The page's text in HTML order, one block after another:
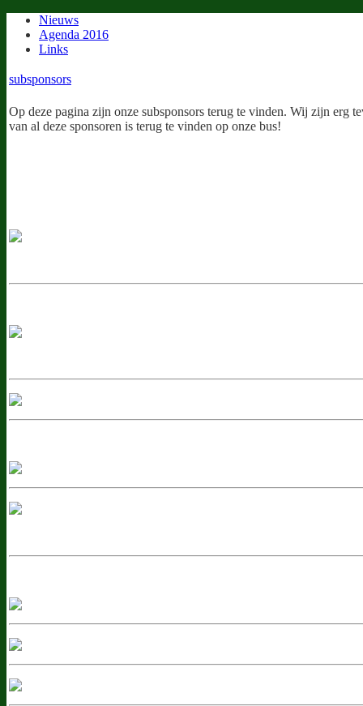
Nieuws
Agenda 2016
Links
subsponsors
Op deze pagina zijn onze subsponsors terug te vinden. Wij zijn erg
van al deze sponsoren is terug te vinden op onze bus!